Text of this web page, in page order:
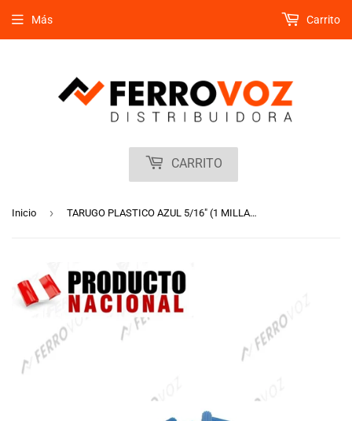
CARRITO
Más Carrito
Inicio › TARUGO PLASTICO AZUL 5/16" (1 MILLAR)